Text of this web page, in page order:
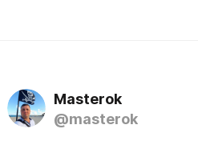
Masterok
@masterok